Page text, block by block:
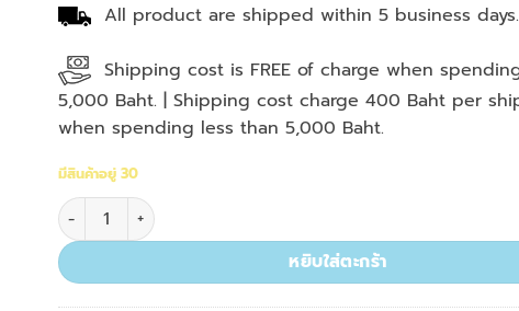
All product are shipped within 5 business days.
Shipping cost is FREE of charge when
5,000 Baht. | Shipping cost charge 400 Baht per
when spending less than 5,000 Baht.
มีสินค้าอยู่ 30
จำนวน MultiFit Tips 5-200 ul, Natural, Graduated,
หยิบใส่ตะกร้า